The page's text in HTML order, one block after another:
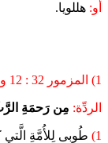
أو: هللويا.
1) المزمور 32 : 12 و 18 ، 20 - 21 ، 22
الردِّة: مِن رَحمَةِ
1) طُوبى لِلأُمَّةِ الَّتي